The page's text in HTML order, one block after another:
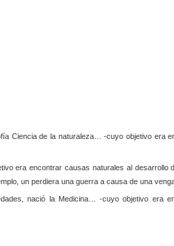
Ciencia de la naturaleza… -cuyo objetivo era
era encontrar causas naturales al desarrollo
un perdiera una guerra a causa de una
nació la Medicina… -cuyo objetivo era